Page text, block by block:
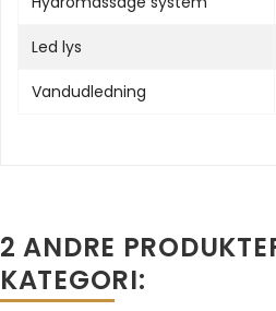
Led lys
Vandudledning
2 ANDRE
KATEGORI: